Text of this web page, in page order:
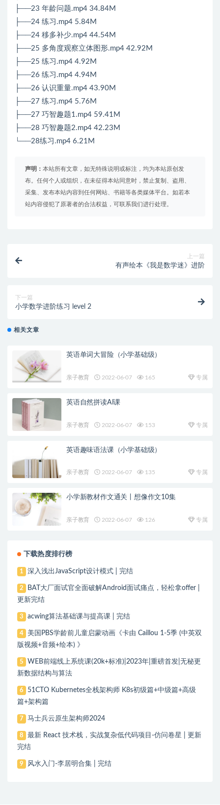
├──23 年龄问题.mp4 34.84M
├──24 练习.mp4 5.84M
├──24 移多补少.mp4 44.54M
├──25 多角度观察立体图形.mp4 42.92M
├──25 练习.mp4 4.92M
├──26 练习.mp4 4.94M
├──26 认识重量.mp4 43.90M
├──27 练习.mp4 5.76M
├──27 巧智趣题1.mp4 59.41M
├──28 巧智趣题2.mp4 42.23M
└──28练习.mp4 6.21M
声明： 本站所有文章，如无特殊说明或标注，均为本站原创发
布。任何个人或组织，在未征得本站同意时，禁止复制、盗用、
采集、发布本站内容到任何网站、书籍等各类媒体平台。如若本
站内容侵犯了原著者的合法权益，可联系我们进行处理。
上一篇
有声绘本《我是数学迷》进阶
下一篇
小学数学进阶练习 level 2
相关文章
英语单词大冒险（小学基础级）
亲子教育 2022-06-07 165 专属
英语自然拼读AI课
亲子教育 2022-06-07 153 专属
英语趣味语法课（小学基础级）
亲子教育 2022-06-07 135 专属
小学新教材作文通关丨想像作文10集
亲子教育 2022-06-07 126 专属
下载热度排行榜
1 深入浅出JavaScript设计模式 | 完结
2
BAT大厂面试官全面破解Android面试痛点，轻松拿offer |
更新完结
3 acwing算法基础课与提高课 | 完结
4
美国PBS学龄前儿童启蒙动画《卡由 Caillou 1-5季 (中英双
版视频+音频+绘本) 》
5
WEB前端线上系统课(20k+标准)|2023年|重磅首发|无秘更
新数据结构与算法
6
51CTO Kubernetes全栈架构师 K8s初级篇+中级篇+高级
篇+架构篇
7 马士兵云原生架构师2024
8
最新 React 技术栈，实战复杂低代码项目-仿问卷星 | 更新
完结
9 风水入门-李居明合集 | 完结